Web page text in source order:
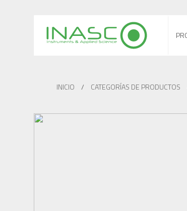
INICIO / CATEGORÍAS DE PRODUCTOS